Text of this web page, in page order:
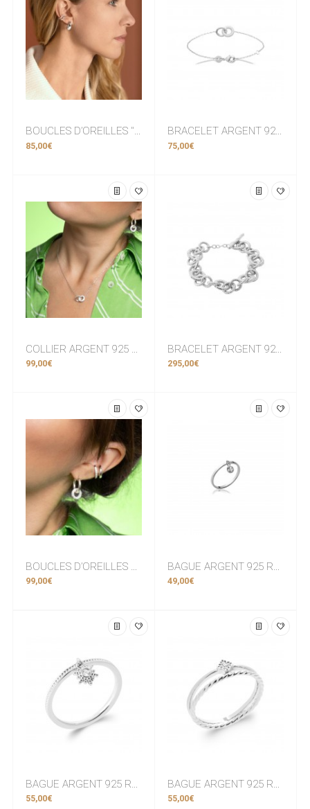
BOUCLES D’OREILLES "Gouttes" ARGENT 925 RHODIE Collection "Urban"
85,00€
BRACELET ARGENT 925 RHODIE avec Zirconiums. Collection "Diamonds"
75,00€
99,00€ 295,00€
BOUCLES D’OREILLES Creoles ARGENT 925 RHODIE Collection "Diamonds"
99,00€
BAGUE ARGENT 925 RHODIE Collection "Diamonds"
49,00€
BAGUE ARGENT 925 RHODIE Collection "Mon Soleil"
55,00€
BAGUE ARGENT 925 RHODIE Collection "Diamonds"
55,00€